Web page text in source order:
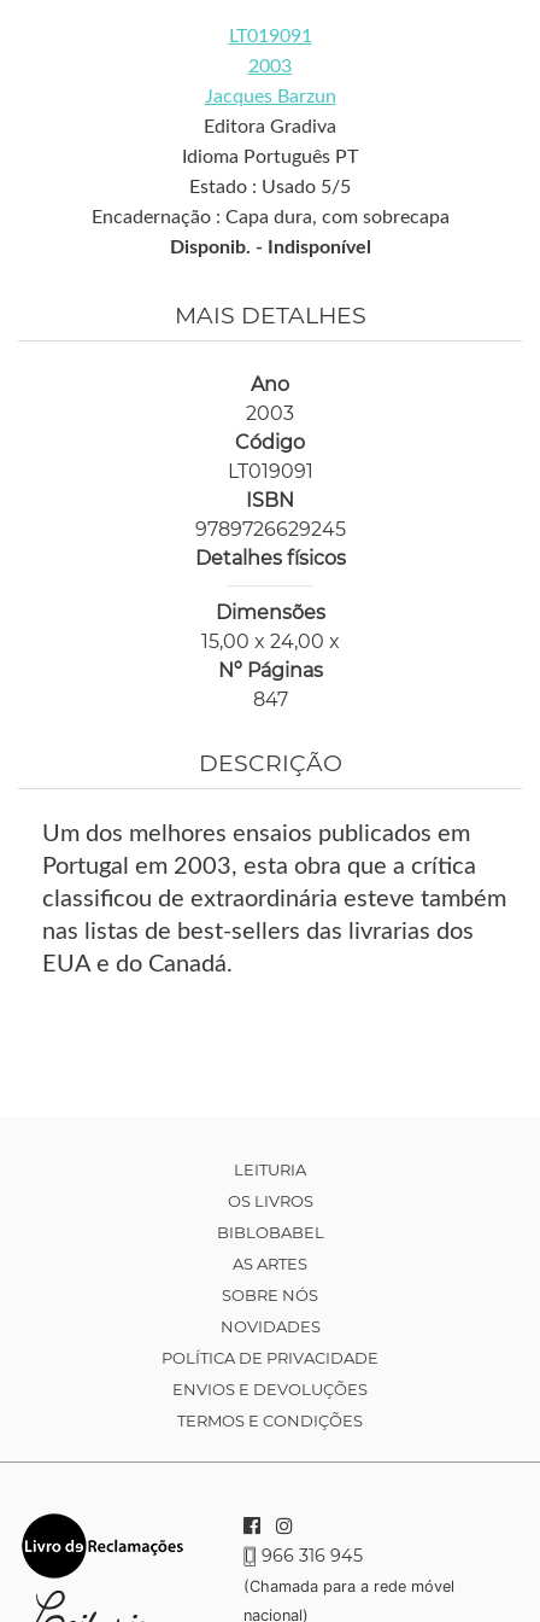
LT019091
2003
Jacques Barzun
Editora Gradiva
Idioma Português PT
Estado : Usado 5/5
Encadernação : Capa dura, com sobrecapa
Disponib. -
Indisponível
MAIS DETALHES
Ano
2003
Código
LT019091
ISBN
9789726629245
Detalhes físicos
Dimensões
15,00 x 24,00 x
Nº Páginas
847
DESCRIÇÃO
Um dos melhores ensaios publicados em
Portugal em 2003, esta obra que a crítica
classificou de extraordinária esteve também
nas listas de best-sellers das livrarias dos
EUA e do Canadá.
LEITURIA
OS LIVROS
BIBLOBABEL
AS ARTES
SOBRE NÓS
NOVIDADES
POLÍTICA DE PRIVACIDADE
ENVIOS E DEVOLUÇÕES
TERMOS E CONDIÇÕES
966 316 945
(Chamada para a rede móvel
nacional)